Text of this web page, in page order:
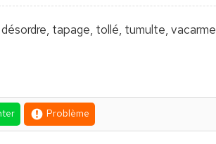
tapage, tollé, tumulte, vacarme
Problème